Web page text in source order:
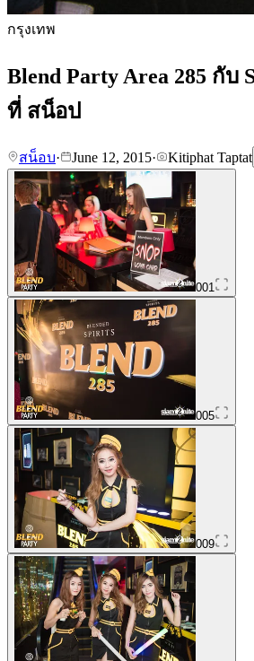
กรุงเทพ
Blend Party Area 285 กับ
ที่ สน็อป
สน็อบ· June 12, 2015· Kitiphat Taptat
001
005
009